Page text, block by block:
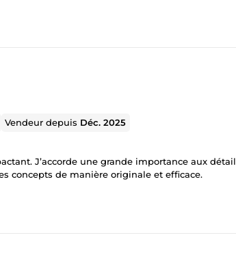
Vendeur depuis Déc. 2025
J’accorde une grande importance aux
concepts de manière originale et efficace.